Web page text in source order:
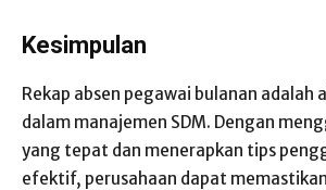
Kesimpulan
Rekap absen pegawai bulanan adalah
dalam manajemen SDM. Dengan
yang tepat dan menerapkan tips
efektif, perusahaan dapat